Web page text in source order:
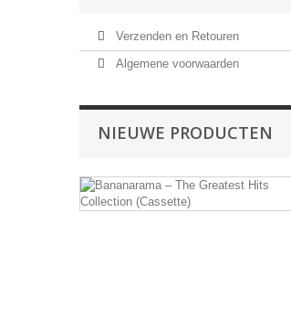
Verzenden en Retouren
Algemene voorwaarden
NIEUWE PRODUCTEN